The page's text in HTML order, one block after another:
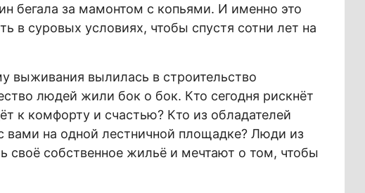
бегала за мамонтом с копьями. И именно это
в суровых условиях, чтобы спустя сотни лет на
выживания вылилась в строительство
людей жили бок о бок. Кто сегодня рискнёт
к комфорту и счастью? Кто из обладателей
вами на одной лестничной площадке? Люди из
своё собственное жильё и мечтают о том, чтобы